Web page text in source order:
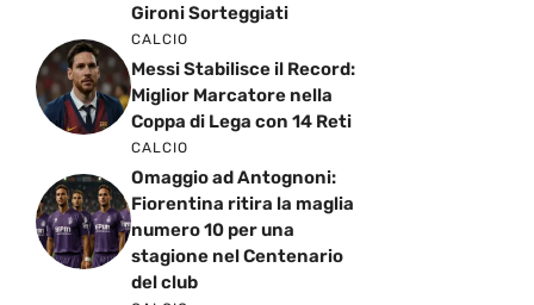
Gironi Sorteggiati
CALCIO
Messi Stabilisce il Record:
Miglior Marcatore nella
Coppa di Lega con 14 Reti
CALCIO
Omaggio ad Antognoni:
Fiorentina ritira la maglia
numero 10 per una
stagione nel Centenario
del club